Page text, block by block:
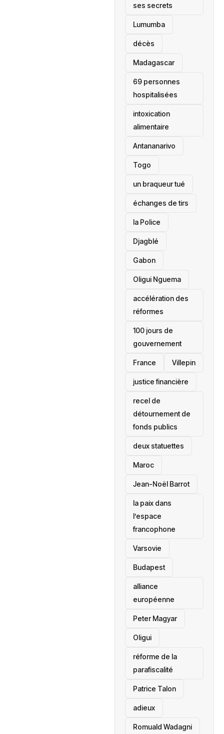
ses secrets
Lumumba
décès
‎Madagascar
69 personnes
hospitalisées
intoxication
alimentaire
Antananarivo
‎Togo
un braqueur tué
échanges de tirs
la Police
Djagblé
Gabon
Oligui Nguema
accélération des
réformes
100 jours de
gouvernement
France Villepin
justice financière
recel de
détournement de
fonds publics
deux statuettes
Maroc
Jean-Noël Barrot
la paix dans
l’espace
francophone
‎Varsovie
Budapest
alliance
européenne
Peter Magyar
Oligui
réforme de la
parafiscalité
Patrice Talon
adieux
Romuald Wadagni